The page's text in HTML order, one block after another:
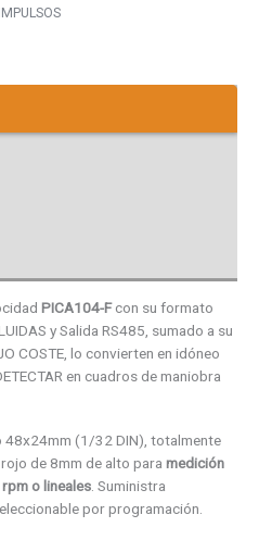
PICA104-Fcon su formato
y Salida RS485, sumado a su
COSTE, lo convierten en idóneo
en cuadros de maniobra
48x24mm (1/32 DIN), totalmente
de 8mm de alto para medición
o lineales. Suministra
por programación.